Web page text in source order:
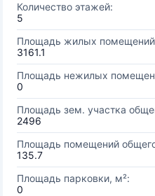
Количество этажей:
5
Площадь жилых
3161.1
Площадь нежилых
0
Площадь зем. участка
2496
Площадь помещений
135.7
Площадь парковки, м²:
0